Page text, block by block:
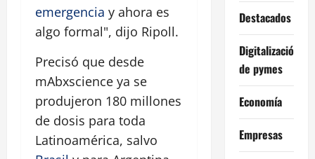
emergencia y ahora es
algo formal", dijo Ripoll.
Precisó que desde
mAbxscience ya se
produjeron 180 millones
de dosis para toda
Latinoamérica, salvo
Destacados
Digitalización
de pymes
Economía
Empresas